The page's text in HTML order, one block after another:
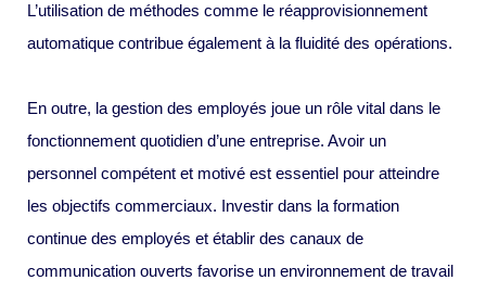
L’utilisation de méthodes comme le réapprovisionnement
automatique contribue également à la fluidité des opérations.
En outre, la gestion des employés joue un rôle vital dans le
fonctionnement quotidien d’une entreprise. Avoir un
personnel compétent et motivé est essentiel pour atteindre
les objectifs commerciaux. Investir dans la formation
continue des employés et établir des canaux de
communication ouverts favorise un environnement de travail